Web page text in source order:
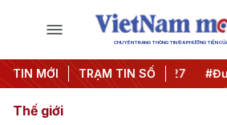
CHUYÊN TRANG THÔNG TIN ĐA PHƯƠNG TIỆN
TIN MỚI TRẠM TIN SỐ
Trung ương 3 #APEC 2027
Thế giới